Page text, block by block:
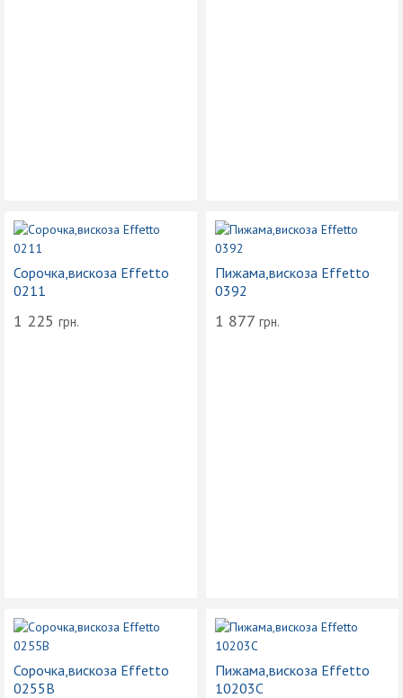
Сорочка,вискоза Effetto
0211
1 225 грн.
Пижама,вискоза Effetto
0392
1 877 грн.
Сорочка,вискоза Effetto
0255B
Пижама,вискоза Effetto
10203С